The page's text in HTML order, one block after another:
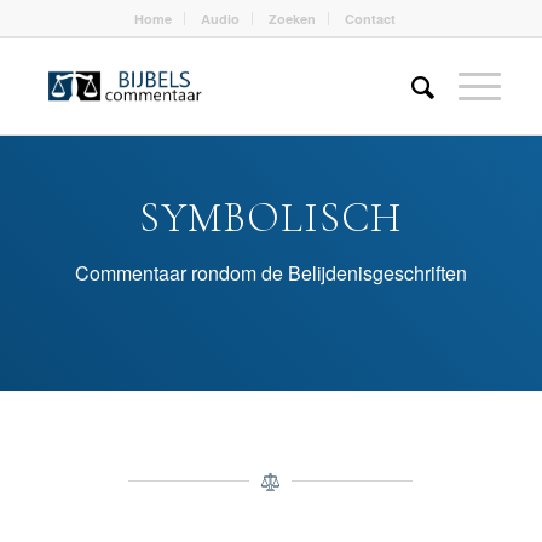
Home Audio Zoeken Contact
SYMBOLISCH
Commentaar rondom de Belijdenisgeschriften